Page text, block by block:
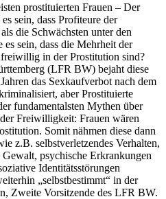
prostituierten Frauen – Der
sein, dass Profiteure der
die Schwächsten unter den
sein, dass die Mehrheit der
in der Prostitution sind?
(LFR BW) bejaht diese
das Sexkaufverbot nach dem
aber Prostituierte
fundamentalsten Mythen über
Freiwilligkeit: Frauen wären
Somit nähmen diese dann
z.B. selbstverletzendes Verhalten,
psychische Erkrankungen
Identitätsstörungen
„selbstbestimmt“ in der
Zweite Vorsitzende des LFR BW.